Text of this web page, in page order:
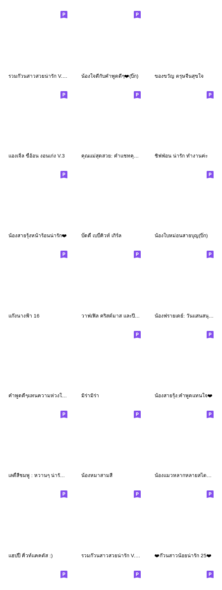
น้องใจดีกับคำพูดดีๆ❤️(บิ๊ก) ของขวัญ ตรุษจีนสุขใจ
แองเจิ้ล ขี้อ้อน งอนเก่ง V.3 ชิฟฟ่อน น่ารัก ทำงานค่ะ
น้องสายรุ้งหน้าร้อนน่ารัก❤️ บั๊ดดี้ เบบี้คิวท์ เกิร์ล น้องใบหม่อนสายบุญ(บิ๊ก)
แก๊งนางฟ้า 16 น้องฟรายเดย์: วันแสนสนุก สดใส
มิร่ามิร่า น้องสายรุ้ง:คำพูดแทนใจ❤️
เลดี้สีชมพู : หวานๆ น่ารัก ตลก น้องหมาสามสี น้องแมวหลากหลายสไตล์ (ใบไม้ร่วง)
แฮปปี้ คิ้วท์แคคตัส :) ❤️ก๊วนสาวน้อยน่ารัก 25❤️